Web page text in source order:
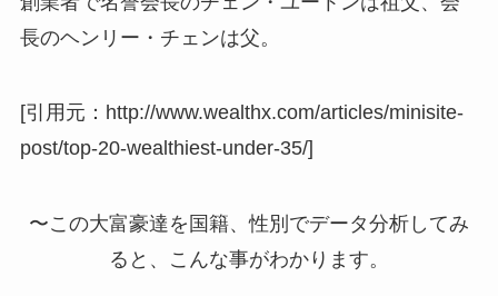
長のヘンリー・チェンは父。
[引用元：http://www.wealthx.com/articles/minisite-
post/top-20-wealthiest-under-35/]
〜この大富豪達を国籍、性別でデータ分析してみ
ると、こんな事がわかります。